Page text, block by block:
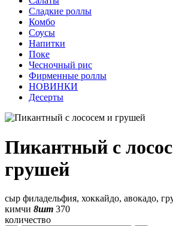
Сладкие роллы
Комбо
Соусы
Напитки
Поке
Чесночный рис
Фирменные роллы
НОВИНКИ
Десерты
Пикантный с
грушей
сыр филадельфия, хоккайдо, авокадо,
кимчи 8шт 370
количество